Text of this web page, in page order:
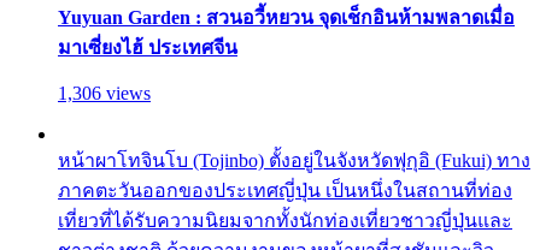
Yuyuan Garden : สวนอวี้หยวน จุดเช็กอินห้ามพลาดเมื่อ
มาเซี่ยงไฮ้ ประเทศจีน
1,306 views
หน้าผาโทจินโบ (Tojinbo) ตั้งอยู่ในจังหวัดฟุกุอิ (Fukui) ทาง
ภาคตะวันออกของประเทศญี่ปุ่น เป็นหนึ่งในสถานที่ท่อง
เที่ยวที่ได้รับความนิยมจากทั้งนักท่องเที่ยวชาวญี่ปุ่นและ